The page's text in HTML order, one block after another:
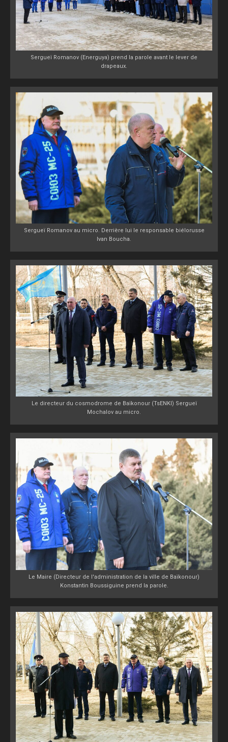
Sergueï Romanov (Energuya) prend la parole avant le lever de
drapeaux.
Sergueï Romanov au micro. Derrière lui le responsable biélorusse
Ivan Boucha.
Le directeur du cosmodrome de Baïkonour (TsENKI) Sergueï
Mochalov au micro.
Le Maire (Directeur de l'administration de la ville de Baïkonour)
Konstantin Boussiguine prend la parole.